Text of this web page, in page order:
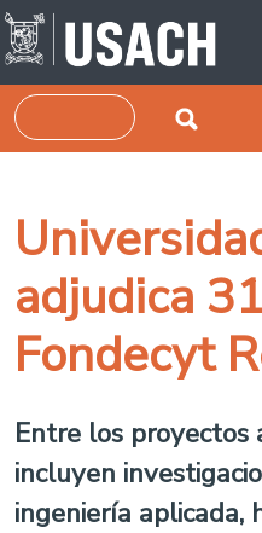
Pasar al contenido principal
Buscar
adjudica
Fondecyt
Entre los proyectos
incluyen
ingeniería aplicada,